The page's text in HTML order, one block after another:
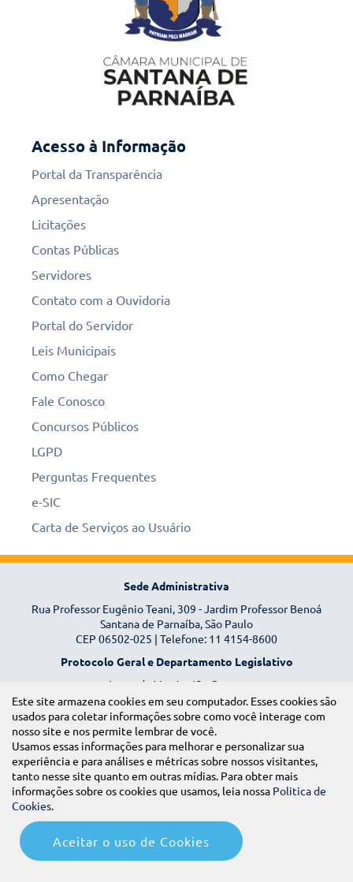
Acesso à Informação
Portal da Transparência
Apresentação
Licitações
Contas Públicas
Servidores
Contato com a Ouvidoria
Portal do Servidor
Leis Municipais
Como Chegar
Fale Conosco
Concursos Públicos
LGPD
Perguntas Frequentes
e-SIC
Carta de Serviços ao Usuário
Sede Administrativa
Rua Professor Eugênio Teani, 309 - Jardim Professor Benoá
Santana de Parnaíba, São Paulo
CEP 06502-025 | Telefone: 11 4154-8600
Protocolo Geral e Departamento Legislativo
Largo da Matriz, 63 - Centro
Santana de Parnaíba, São Paulo
CEP 06501-005
Atendimento ao Público
Realizado de segunda a sexta-feira, das 8h às 17h.
2025 - Todos os direitos reservados
Este site armazena cookies em seu computador. Esses cookies são
usados para coletar informações sobre como você interage com
nosso site e nos permite lembrar de você.
Usamos essas informações para melhorar e personalizar sua
experiência e para análises e métricas sobre nossos visitantes,
tanto nesse site quanto em outras mídias. Para obter mais
informações sobre os cookies que usamos, leia nossa Politica de
Cookies.
Aceitar o uso de Cookies